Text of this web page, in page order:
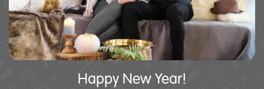
Happy New Year!